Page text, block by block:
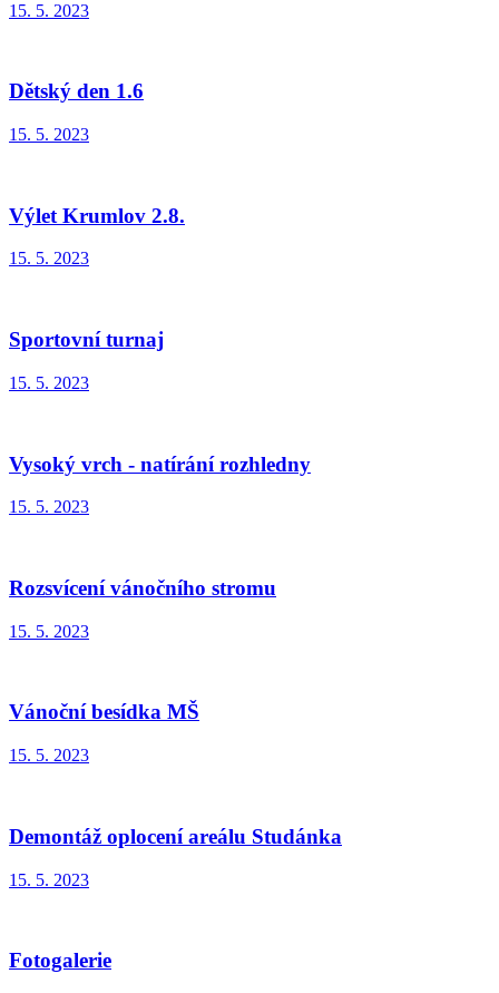
15. 5. 2023
Dětský den 1.6
15. 5. 2023
Výlet Krumlov 2.8.
15. 5. 2023
Sportovní turnaj
15. 5. 2023
Vysoký vrch - natírání rozhledny
15. 5. 2023
Rozsvícení vánočního stromu
15. 5. 2023
Vánoční besídka MŠ
15. 5. 2023
Demontáž oplocení areálu Studánka
15. 5. 2023
Fotogalerie